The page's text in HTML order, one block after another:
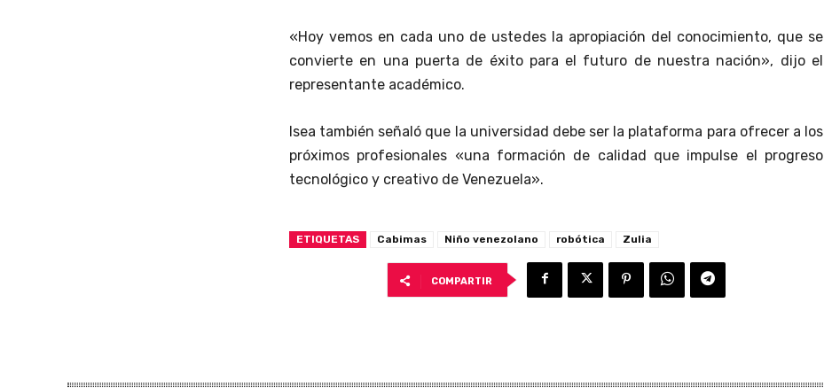
«Hoy vemos en cada uno de ustedes la apropiación del conocimiento, que se
convierte en una puerta de éxito para el futuro de nuestra nación», dijo el
representante académico.
Isea también señaló que la universidad debe ser la plataforma para ofrecer a los
próximos profesionales «una formación de calidad que impulse el progreso
tecnológico y creativo de Venezuela».
ETIQUETAS Cabimas Niño venezolano robótica Zulia
COMPARTIR